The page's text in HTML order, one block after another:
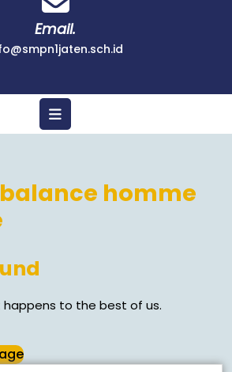
Email.
homme
happens to the best of us.